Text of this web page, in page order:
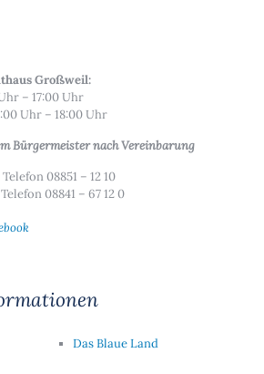
Großweil:
– 17:00 Uhr
Uhr – 18:00 Uhr
Bürgermeister nach Vereinbarung
08851 – 12 10
08841 – 67 12 0
Das Blaue Land